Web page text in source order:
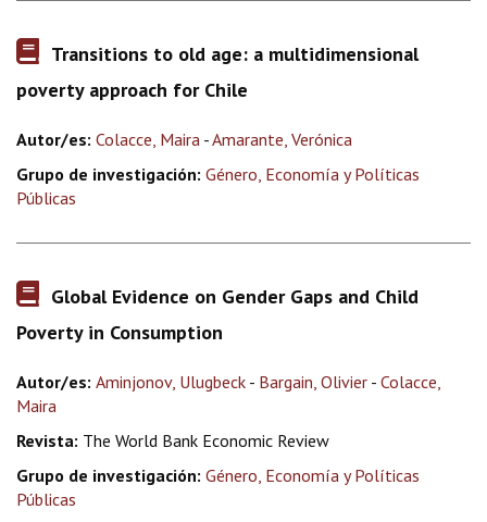
Transitions to old age: a multidimensional
poverty approach for Chile
Autor/es: Colacce, Maira -Amarante, Verónica
Grupo de investigación: Género, Economía y Políticas
Públicas
Global Evidence on Gender Gaps and Child
Poverty in Consumption
Autor/es: Aminjonov, Ulugbeck - Bargain, Olivier - Colacce,
Maira
Revista: The World Bank Economic Review
Grupo de investigación: Género, Economía y Políticas
Públicas